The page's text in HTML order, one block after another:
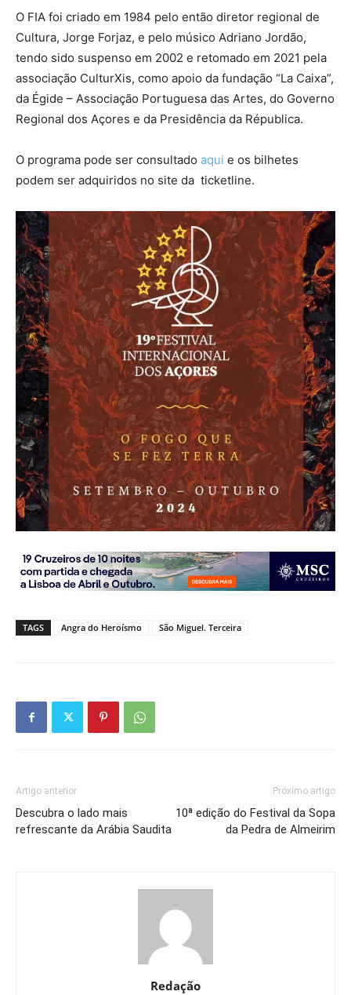
O FIA foi criado em 1984 pelo então diretor regional de
Cultura, Jorge Forjaz, e pelo músico Adriano Jordão,
tendo sido suspenso em 2002 e retomado em 2021 pela
associação CulturXis, como apoio da fundação “La Caixa”,
da Égide – Associação Portuguesa das Artes, do Governo
Regional dos Açores e da Presidência da Républica.
O programa pode ser consultado aqui e os bilhetes
podem ser adquiridos no site da ticketline.
TAGS Angra do Heroísmo São Miguel. Terceira
Artigo anterior
Descubra o lado mais
refrescante da Arábia Saudita
Próximo artigo
10ª edição do Festival da Sopa
da Pedra de Almeirim
Redação